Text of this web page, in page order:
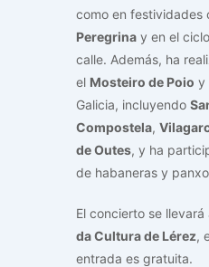
como en festividades
Peregrina y en el
calle. Además, ha
el Mosteiro de Poio y
Galicia, incluyendo
Compostela,
de Outes, y ha
de habaneras y
El concierto se llevará
da Cultura de Lérez,
entrada es gratuita.